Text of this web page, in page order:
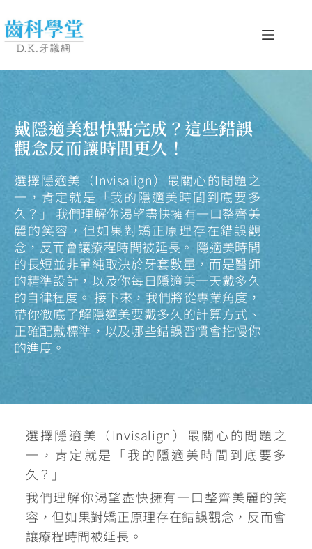
戴隱適美想快點完成？這些錯誤
觀念反而讓時間更久！
選擇隱適美（Invisalign）最關心的問題之
一，肯定就是「我的隱適美時間到底要多
久？」 我們理解你渴望盡快擁有一口整齊美
麗的笑容，但如果對矯正原理存在錯誤觀
念，反而會讓療程時間被延長。 隱適美時間
的長短並非單純取決於牙套數量，而是醫師
的精準設計，以及你每日隱適美一天戴多久
的自律程度。 接下來，我們將從專業角度，
帶你徹底了解隱適美要戴多久的計算方式、
正確配戴標準，以及哪些錯誤習慣會拖慢你
的進度。
選擇隱適美（Invisalign）最關心的問題之
一，肯定就是「我的隱適美時間到底要多
久？」
我們理解你渴望盡快擁有一口整齊美麗的笑
容，但如果對矯正原理存在錯誤觀念，反而會
讓療程時間被延長。